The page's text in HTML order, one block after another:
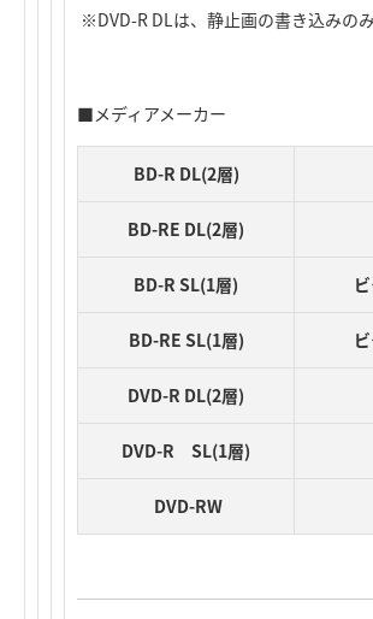
※DVD-R DLは、静止画の書き込みのみ
■メディアメーカー
BD-R DL(2層)
BD-RE DL(2層)
BD-R SL(1層)
BD-RE SL(1層)
DVD-R DL(2層)
DVD-R SL(1層)
DVD-RW